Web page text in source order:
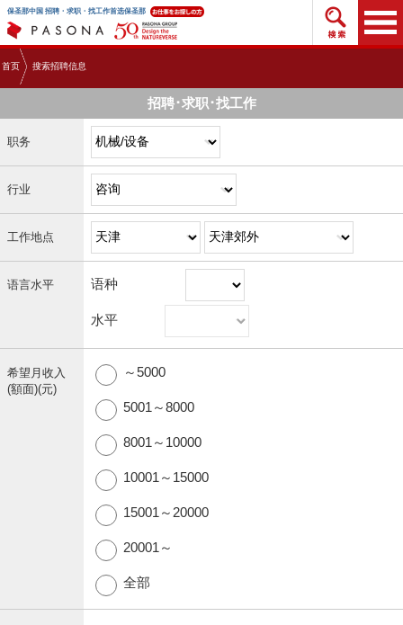
保圣那中国 招聘・求职・找工作首选保圣那 搜索
首页 搜索招聘信息
招聘･求职･找工作
职务
行业
工作地点
语言水平 语种
水平
希望月收入
(額面)(元)
～5000
5001～8000
8001～10000
10001～15000
15001～20000
20001～
全部